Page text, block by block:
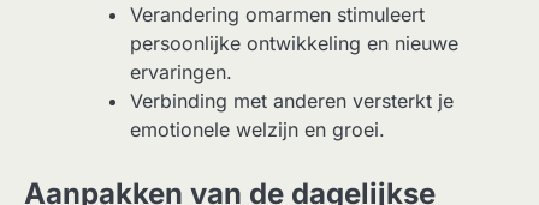
Verandering omarmen stimuleert
persoonlijke ontwikkeling en nieuwe
ervaringen.
Verbinding met anderen versterkt je
emotionele welzijn en groei.
Aanpakken van de dagelijkse